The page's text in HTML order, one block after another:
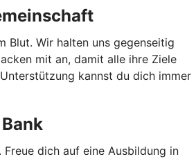
Blut. Wir halten uns gegenseitig
mit an, damit alle ihre Ziele
kannst du dich immer
dich auf eine Ausbildung in